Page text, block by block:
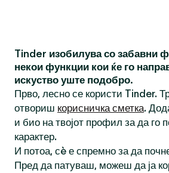
Tinder изобилува со забавни
некои функции кои ќе го
искуство уште подобро.
Прво, лесно се користи Tinder.
отвориш корисничка сметка.
и био на твојот профил за да го
карактер.
И потоа, сè е спремно за да
Пред да патуваш, можеш да ја